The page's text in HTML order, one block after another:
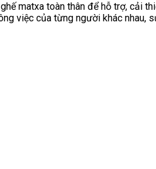
matxa toàn thân để hỗ trợ, cải
việc của từng người khác nhau,